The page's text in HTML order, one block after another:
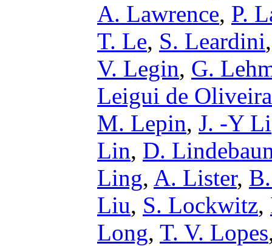
A. Lawrence, P.
T. Le, S. Leardini
V. Legin, G.
Leigui de Oliveira
M. Lepin, J. -Y Li
Lin, D.
Ling, A. Lister,
Liu, S. Lockwitz,
Long, T. V. Lopes